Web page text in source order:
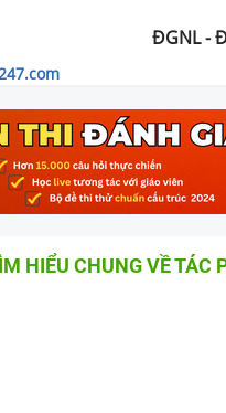
ĐGNL -
HIỂU CHUNG VỀ TÁC